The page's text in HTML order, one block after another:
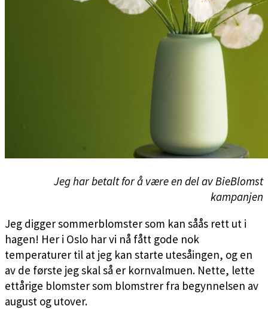
Jeg har betalt for å være en del av BieBlomst
kampanjen
Jeg digger sommerblomster som kan såås rett ut i
hagen! Her i Oslo har vi nå fått gode nok
temperaturer til at jeg kan starte utesåingen, og en
av de første jeg skal så er kornvalmuen. Nette, lette
ettårige blomster som blomstrer fra begynnelsen av
august og utover.